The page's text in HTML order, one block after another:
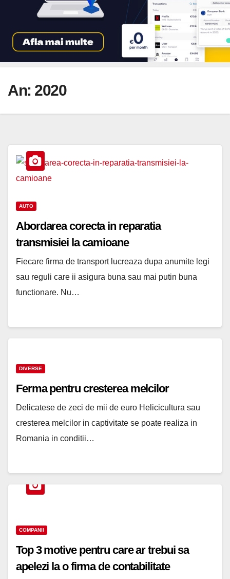
An: 2020
AUTO
Abordarea corecta in reparatia
transmisiei la camioane
Fiecare firma de transport lucreaza dupa anumite legi
sau reguli care ii asigura buna sau mai putin buna
functionare. Nu…
DIVERSE
Ferma pentru cresterea melcilor
Delicatese de zeci de mii de euro Helicicultura sau
cresterea melcilor in captivitate se poate realiza in
Romania in conditii…
COMPANII
Top 3 motive pentru care ar trebui sa
apelezi la o firma de contabilitate